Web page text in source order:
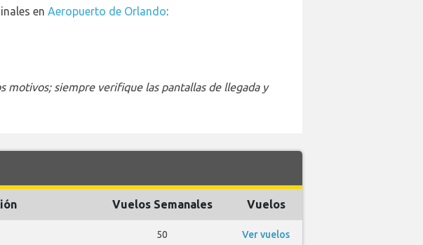
en Aeropuerto de Orlando:
motivos; siempre verifique las pantallas de llegada y
Vuelos Semanales Vuelos
50 Ver vuelos